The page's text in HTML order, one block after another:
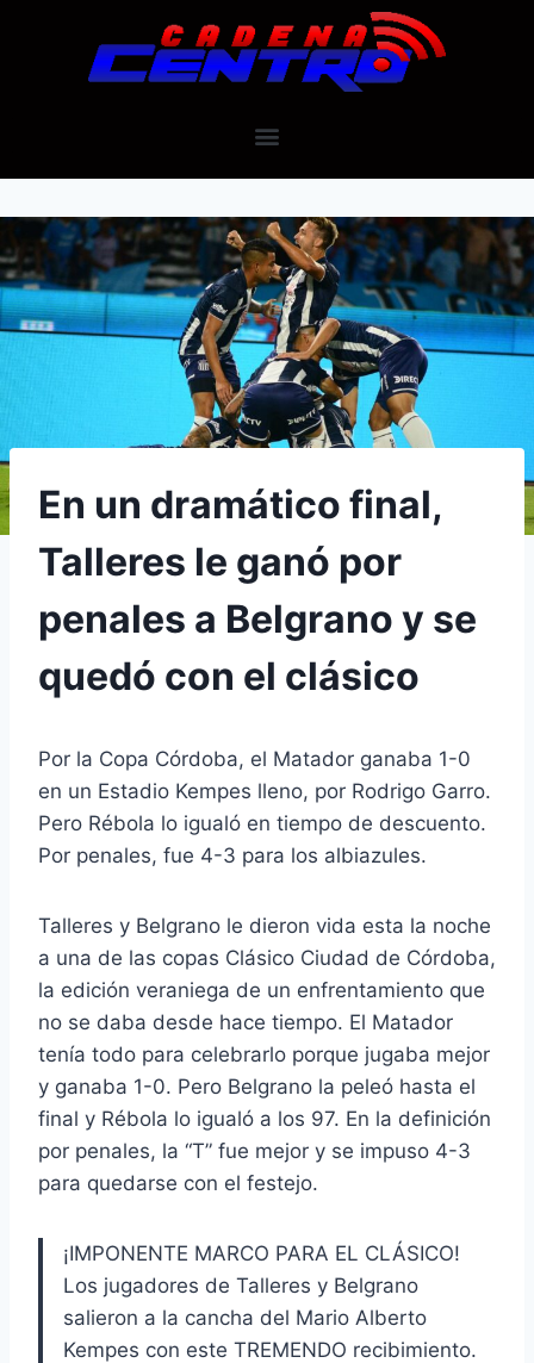
En un dramático final,
Talleres le ganó por
penales a Belgrano y se
quedó con el clásico
Por la Copa Córdoba, el Matador ganaba 1-0
en un Estadio Kempes lleno, por Rodrigo Garro.
Pero Rébola lo igualó en tiempo de descuento.
Por penales, fue 4-3 para los albiazules.
Talleres y Belgrano le dieron vida esta la noche
a una de las copas Clásico Ciudad de Córdoba,
la edición veraniega de un enfrentamiento que
no se daba desde hace tiempo. El Matador
tenía todo para celebrarlo porque jugaba mejor
y ganaba 1-0. Pero Belgrano la peleó hasta el
final y Rébola lo igualó a los 97. En la definición
por penales, la “T” fue mejor y se impuso 4-3
para quedarse con el festejo.
¡IMPONENTE MARCO PARA EL CLÁSICO!
Los jugadores de Talleres y Belgrano
salieron a la cancha del Mario Alberto
Kempes con este TREMENDO recibimiento.